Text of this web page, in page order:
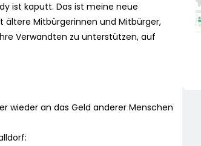
ist kaputt. Das ist meine neue
ältere Mitbürgerinnen und Mitbürger,
Verwandten zu unterstützen, auf
wieder an das Geld anderer Menschen